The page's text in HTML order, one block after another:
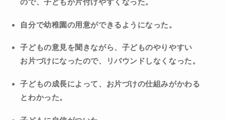
ので、子どもが片付けやすくなった。
自分で幼稚園の用意ができるようになった。
子どもの意見を聞きながら、子どものやりやすい
お片づけになったので、リバウンドしなくなった。
子どもの成長によって、お片づけの仕組みがかわる
とわかった。